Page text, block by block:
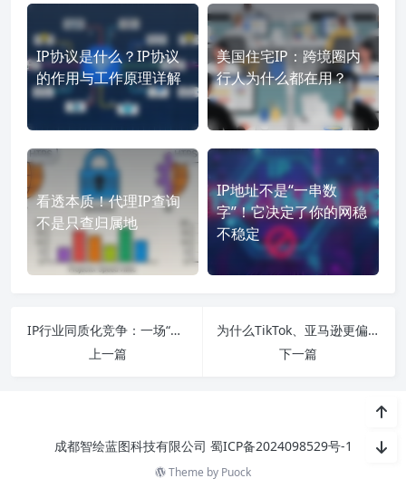
IP协议是什么？IP协议
的作用与工作原理详解
美国住宅IP：跨境圈内
行人为什么都在用？
看透本质！代理IP查询
不是只查归属地
IP地址不是“一串数
字”！它决定了你的网稳
不稳定
IP行业同质化竞争：一场“温水煮青蛙”的生存怪象
上一篇
为什么TikTok、亚马逊更偏爱原生ISP？一文看懂双ISP的“隐形问题”
下一篇
成都智绘蓝图科技有限公司 蜀ICP备2024098529号-1
Theme by Puock